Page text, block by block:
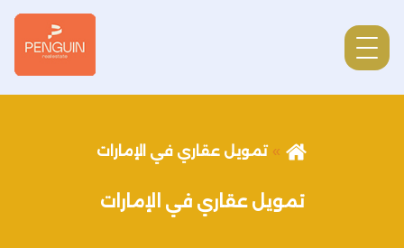
تمويل عقاري في الإمارات
تمويل عقاري في الإمارات